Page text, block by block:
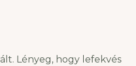
Lényeg, hogy lefekvés